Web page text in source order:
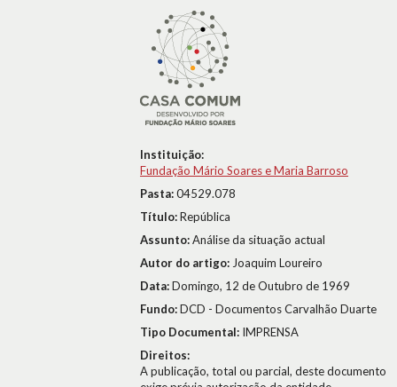
Instituição:
Fundação Mário Soares e Maria Barroso
Pasta:04529.078
Título:República
Assunto:Análise da situação actual
Autor do artigo: Joaquim Loureiro
Data:Domingo, 12 de Outubro de 1969
Fundo:DCD - Documentos Carvalhão Duarte
Tipo Documental: IMPRENSA
Direitos:
A publicação, total ou parcial, deste documento